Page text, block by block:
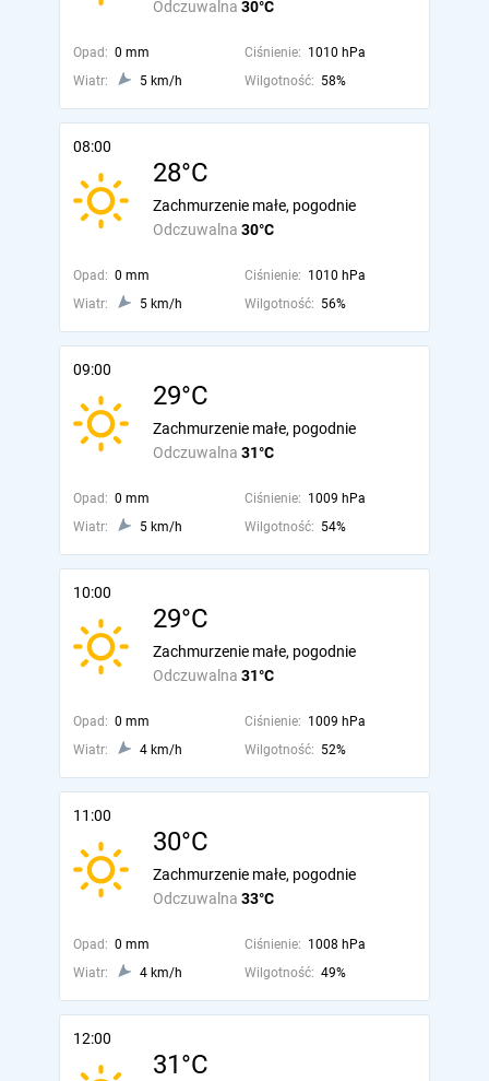
Odczuwalna 30°C
Opad: 0 mm Ciśnienie: 1010 hPa
Wiatr:
5 km/h Wilgotność: 58%
08:00
28°C
Odczuwalna 30°C
Zachmurzenie małe, pogodnie
Opad: 0 mm Ciśnienie: 1010 hPa
Wiatr:
5 km/h Wilgotność: 56%
09:00
29°C
Odczuwalna 31°C
Zachmurzenie małe, pogodnie
Opad: 0 mm Ciśnienie: 1009 hPa
Wiatr:
5 km/h Wilgotność: 54%
10:00
29°C
Odczuwalna 31°C
Zachmurzenie małe, pogodnie
Opad: 0 mm Ciśnienie: 1009 hPa
Wiatr:
4 km/h Wilgotność: 52%
11:00
30°C
Odczuwalna 33°C
Zachmurzenie małe, pogodnie
Opad: 0 mm Ciśnienie: 1008 hPa
Wiatr:
4 km/h Wilgotność: 49%
12:00
31°C